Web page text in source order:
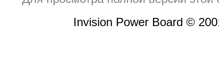
Invision Power Board ©